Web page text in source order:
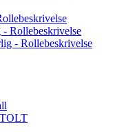
Rollebeskrivelse
- Rollebeskrivelse